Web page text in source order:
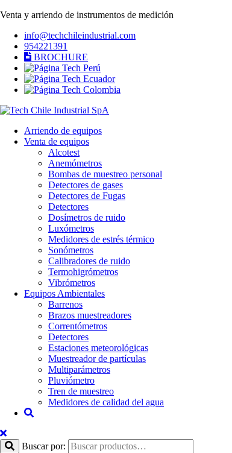
Venta y arriendo de instrumentos de medición
info@techchileindustrial.com
954221391
BROCHURE
Arriendo de equipos
Venta de equipos
Alcotest
Anemómetros
Bombas de muestreo personal
Detectores de gases
Detectores de Fugas
Detectores
Dosímetros de ruido
Luxómetros
Medidores de estrés térmico
Sonómetros
Calibradores de ruido
Termohigrómetros
Vibrómetros
Equipos Ambientales
Barrenos
Brazos muestreadores
Correntómetros
Detectores
Estaciones meteorológicas
Muestreador de partículas
Multiparámetros
Pluviómetro
Tren de muestreo
Medidores de calidad del agua
Buscar por: